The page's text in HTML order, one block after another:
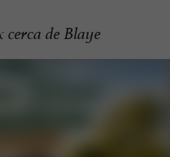
de Blaye